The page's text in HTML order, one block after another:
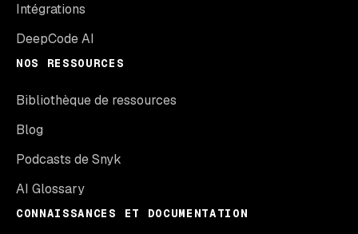
Intégrations
DeepCode AI
NOS RESSOURCES
Bibliothèque de ressources
Blog
Podcasts de Snyk
AI Glossary
CONNAISSANCES ET DOCUMENTATION